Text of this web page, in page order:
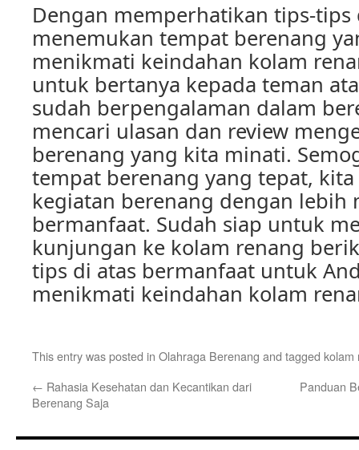
Dengan memperhatikan tips-tips
menemukan tempat berenang
menikmati keindahan kolam
untuk bertanya kepada teman
sudah berpengalaman dalam
mencari ulasan dan review
berenang yang kita minati.
tempat berenang yang tepat,
kegiatan berenang dengan lebih
bermanfaat. Sudah siap untuk
kunjungan ke kolam renang
tips di atas bermanfaat untuk
menikmati keindahan kolam
This entry was posted in Olahraga Berenang and tagged kolam
← Rahasia Kesehatan dan Kecantikan dari
Berenang Saja
Panduan